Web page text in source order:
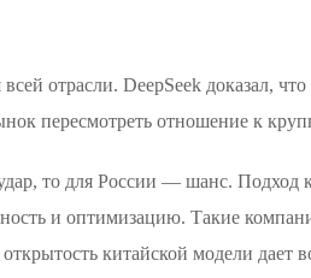
отрасли. DeepSeek доказал,
пересмотреть отношение к
то для России — шанс. Подход
и оптимизацию. Такие
китайской модели